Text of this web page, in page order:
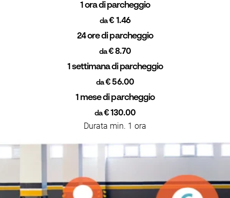
1 ora di parcheggio
da€ 1.46
24 ore di parcheggio
da€ 8.70
1 settimana di parcheggio
da€ 56.00
1 mese di parcheggio
da€ 130.00
Durata min. 1 ora